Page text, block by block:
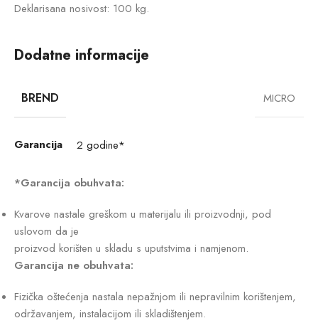
Deklarisana nosivost: 100 kg.
Dodatne informacije
BREND MICRO
Garancija 2 godine*
*Garancija obuhvata:
Kvarove nastale greškom u materijalu ili proizvodnji, pod
uslovom da je
proizvod korišten u skladu s uputstvima i namjenom.
Garancija ne obuhvata:
Fizička oštećenja nastala nepažnjom ili nepravilnim korištenjem,
održavanjem, instalacijom ili skladištenjem.